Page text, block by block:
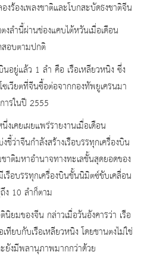
ร้องเพลงชาติและโบกสะบัดธงชาติจีน
ลำนี้ผ่านช่องแคบไต้หวันเมื่อเดือน
สอบตามปกติ
อยู่แล้ว 1 ลำ คือ เรือเหลียวหนิง ซึ่ง
เวียตที่จีนซื้อต่อจากกองทัพยูเครนมา
ารในปี 2555
เคยเผยแพร่รายงานเมื่อเดือน
ว่าจีนกำลังสร้างเรือบรรทุกเครื่องบิน
ติมหาอำนาจทางทะเลชั้นสุดยอดของ
รือบรรทุกเครื่องบินชั้นนิมิตซ์ขับเคลื่อน
ง 10 ลำก็ตาม
มของจีน กล่าวเมื่อวันอังคารว่า เรือ
ยบกับเรือเหลียวหนิง โดยชานตงไม่ใช่
ยังมีพลานุภาพมากกว่าด้วย